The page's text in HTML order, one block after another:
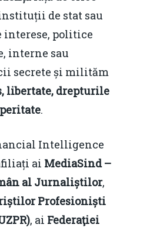
de stat sau
interese, politice
interne sau
secrete și milităm
libertate, drepturile
.
Intelligence
ai MediaSind –
al Jurnaliștilor,
Profesioniști
, ai Federaţiei